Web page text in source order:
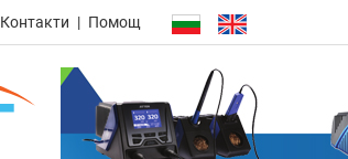
Контакти Помощ